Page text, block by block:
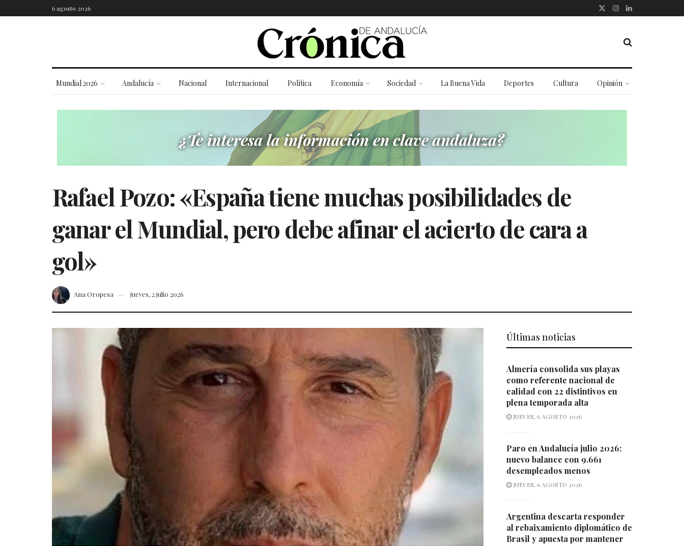
6 agosto 2026
Mundial 2026 Andalucía Nacional Internacional Política Economía Sociedad La Buena Vida Deportes Cultura Opinión
Rafael Pozo: «España tiene muchas posibilidades de
ganar el Mundial, pero debe afinar el acierto de cara a
gol»
Ana Oropesa jueves, 2 julio 2026
Últimas noticias
Almería consolida sus playas
como referente nacional de
calidad con 22 distintivos en
plena temporada alta
JUEVES, 6 AGOSTO 2026
Paro en Andalucía julio 2026:
nuevo balance con 9.661
desempleados menos
JUEVES, 6 AGOSTO 2026
Argentina descarta responder
al rebaixamiento diplomático de
Brasil y apuesta por mantener